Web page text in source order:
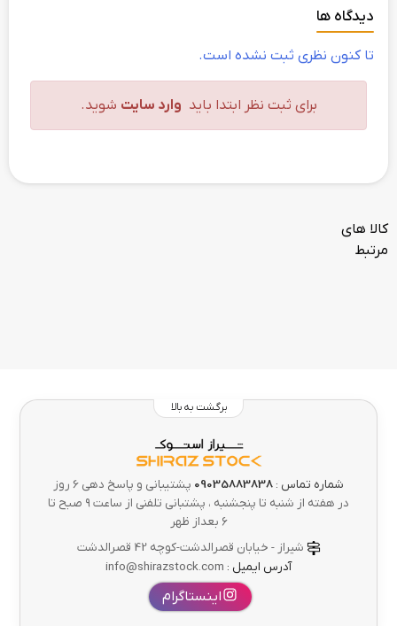
دیدگاه ها
تا کنون نظری ثبت نشده است.
برای ثبت نظر ابتدا باید وارد سایت شوید.
کالا های
مرتبط
برگشت به بالا
شماره تماس : 09035883838
پشتیبانی و پاسخ دهی 6 روز
در هفته از شنبه تا پنجشنبه ، پشتبانی تلفنی از ساعت ۹ صبح تا
۶ بعداز ظهر
شیراز - خیابان قصرالدشت-کوچه 42 قصرالدشت
آدرس ایمیل :
اینستاگرام